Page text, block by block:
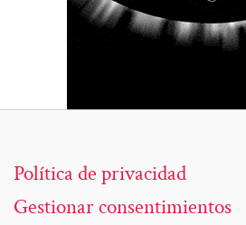
Política de privacidad
Gestionar consentimientos